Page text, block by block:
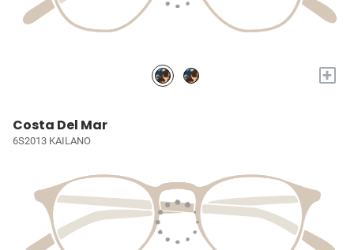
+
Costa Del Mar
6S2013 KAILANO